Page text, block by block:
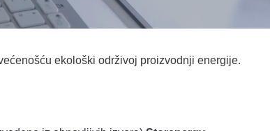
ekološki održivoj proizvodnji energije.